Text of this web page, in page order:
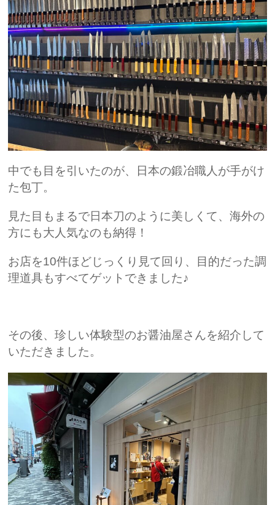
中でも目を引いたのが、日本の鍛冶職人が手がけ
た包丁。
見た目もまるで日本刀のように美しくて、海外の
方にも大人気なのも納得！
お店を10件ほどじっくり見て回り、目的だった調
理道具もすべてゲットできました♪
その後、珍しい体験型のお醤油屋さんを紹介して
いただきました。